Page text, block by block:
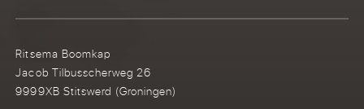
Ritsema Boomkap
Jacob Tilbusscherweg 26
9999XB Stitswerd (Groningen)